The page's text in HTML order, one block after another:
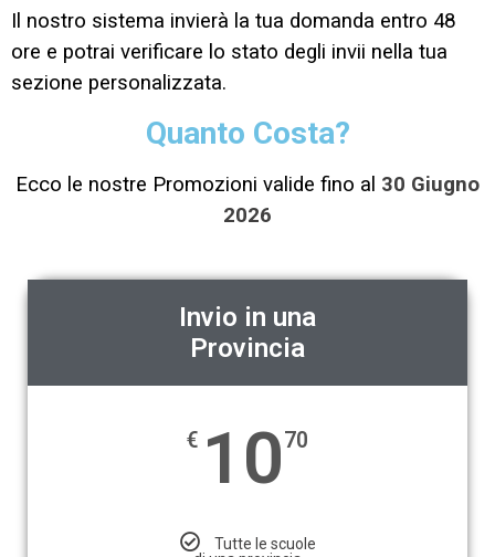
Il nostro sistema invierà la tua domanda entro 48
ore e potrai verificare lo stato degli invii nella tua
sezione personalizzata.
Quanto Costa?
Ecco le nostre Promozioni valide fino al 30 Giugno
2026
Invio in una
Provincia
€ 1070
Tutte le scuole